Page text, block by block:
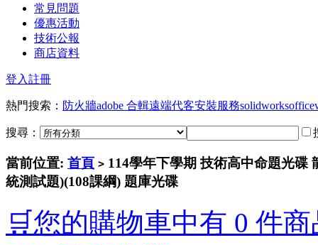
常見問題
優惠活動
技術公報
商店資料
登入註冊
熱門搜索： 防火牆adobe 合輯遠端代客安裝服務solidworksoffice
搜尋：
當前位置: 首頁 > 114學年下學期 技術高中命題光碟
統測試題)(108課綱) 題庫光碟
🛒您的購物車中有 0 件